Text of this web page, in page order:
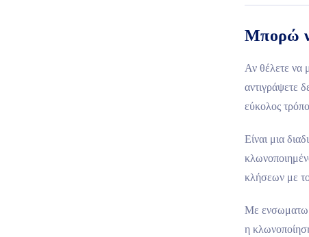
Μπορώ
Αν θέλετε να
αντιγράψετε
εύκολος
Είναι μια
κλήσεων με
Με
η